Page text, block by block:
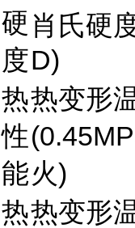
硬
度
肖氏硬
D)
热
性
能
热变形
火)
热热变形